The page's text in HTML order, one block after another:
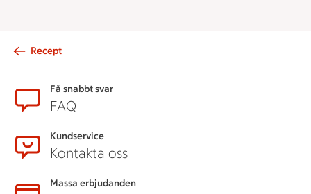
Recept
Få snabbt svar
FAQ
Kundservice
Kontakta oss
Massa erbjudanden